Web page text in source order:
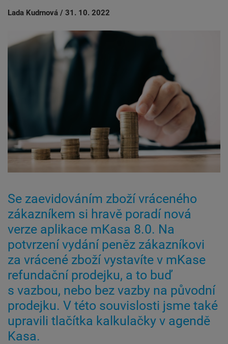
Lada Kudrnová / 31. 10. 2022
Se zaevidováním zboží vráceného
zákazníkem si hravě poradí nová
verze aplikace mKasa 8.0. Na
potvrzení vydání peněz zákazníkovi
za vrácené zboží vystavíte v mKase
refundační prodejku, a to buď
s vazbou, nebo bez vazby na původní
prodejku. V této souvislosti jsme také
upravili tlačítka kalkulačky v agendě
Kasa.